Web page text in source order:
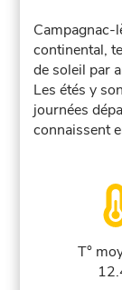
continental,
de soleil par
Les étés y
journées
connaissent
T°